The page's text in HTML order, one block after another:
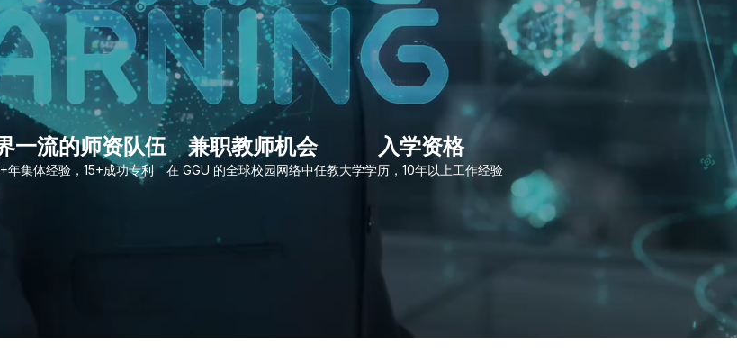
一流的师资队伍
年集体经验，15+成功专利
兼职教师机会
在 GGU 的全球校园网络中任教
入学资格
大学学历，10年以上工作经验